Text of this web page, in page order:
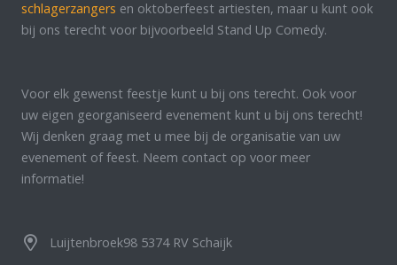
schlagerzangers en oktoberfeest artiesten, maar u kunt ook
bij ons terecht voor bijvoorbeeld Stand Up Comedy.
Voor elk gewenst feestje kunt u bij ons terecht. Ook voor
uw eigen georganiseerd evenement kunt u bij ons terecht!
Wij denken graag met u mee bij de organisatie van uw
evenement of feest. Neem contact op voor meer
informatie!
Luijtenbroek98 5374 RV Schaijk